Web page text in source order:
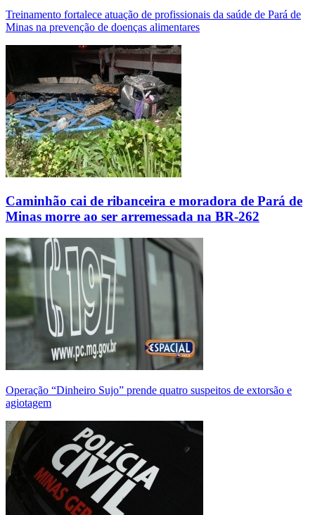
Treinamento fortalece atuação de profissionais da saúde de Pará de
Minas na prevenção de doenças alimentares
Caminhão cai de ribanceira e moradora de Pará de
Minas morre ao ser arremessada na BR-262
Operação “Dinheiro Sujo” prende quatro suspeitos de extorsão e
agiotagem